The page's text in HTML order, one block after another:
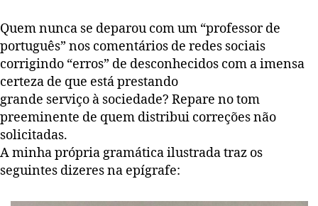
Quem nunca se deparou com um “professor de
português” nos comentários de redes sociais
corrigindo “erros” de desconhecidos com a imensa
certeza de que está prestando
grande serviço à sociedade? Repare no tom
preeminente de quem distribui correções não
solicitadas.
A minha própria gramática ilustrada traz os
seguintes dizeres na epígrafe: